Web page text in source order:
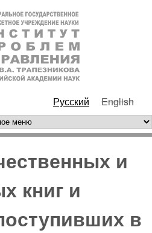
к основному
Русский English
меню
и
книг и
в